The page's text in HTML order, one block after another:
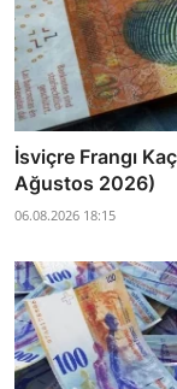
İsviçre Frangı
Ağustos 2026)
06.08.2026 18:15